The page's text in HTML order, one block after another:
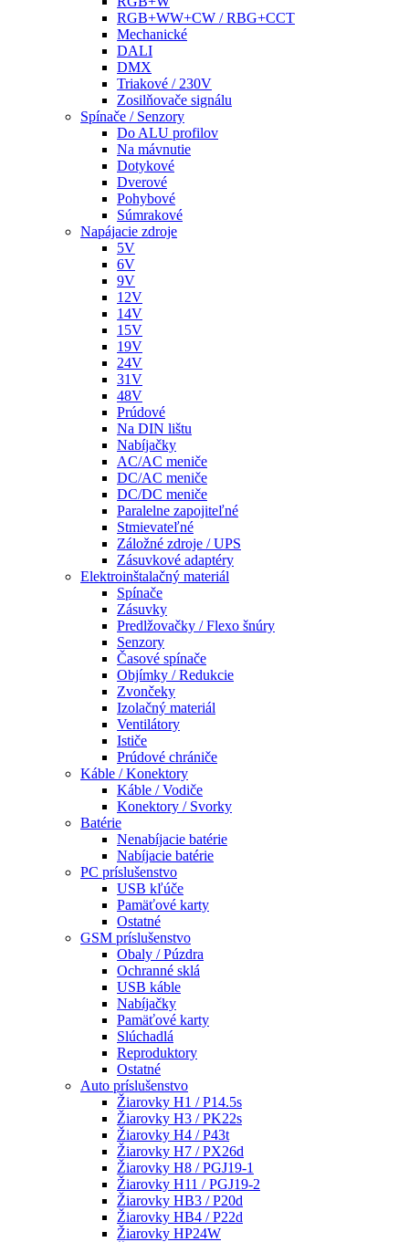
RGB+WW+CW / RBG+CCT
Mechanické
DALI
DMX
Triakové / 230V
Zosilňovače signálu
Spínače / Senzory
Do ALU profilov
Na mávnutie
Dotykové
Dverové
Pohybové
Súmrakové
Napájacie zdroje
5V
6V
9V
12V
14V
15V
19V
24V
31V
48V
Prúdové
Na DIN lištu
Nabíjačky
AC/AC meniče
DC/AC meniče
DC/DC meniče
Paralelne zapojiteľné
Stmievateľné
Záložné zdroje / UPS
Zásuvkové adaptéry
Elektroinštalačný materiál
Spínače
Zásuvky
Predlžovačky / Flexo šnúry
Senzory
Časové spínače
Objímky / Redukcie
Zvončeky
Izolačný materiál
Ventilátory
Ističe
Prúdové chrániče
Káble / Konektory
Káble / Vodiče
Konektory / Svorky
Batérie
Nenabíjacie batérie
Nabíjacie batérie
PC príslušenstvo
USB kľúče
Pamäťové karty
Ostatné
GSM príslušenstvo
Obaly / Púzdra
Ochranné sklá
USB káble
Nabíjačky
Pamäťové karty
Slúchadlá
Reproduktory
Ostatné
Auto príslušenstvo
Žiarovky H1 / P14.5s
Žiarovky H3 / PK22s
Žiarovky H4 / P43t
Žiarovky H7 / PX26d
Žiarovky H8 / PGJ19-1
Žiarovky H11 / PGJ19-2
Žiarovky HB3 / P20d
Žiarovky HB4 / P22d
Žiarovky HP24W